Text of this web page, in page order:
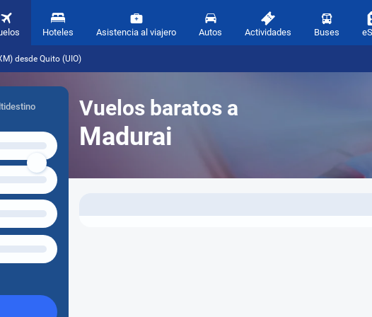
Hoteles Asistencia al viajero Autos Actividades Buses
desde Quito (UIO)
Vuelos baratos a
Madurai